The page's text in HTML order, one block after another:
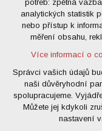
udržení
případná
Volitelná cookies
analytická pro
vyhodnocení
marketingová
Více informací o
potřeb: zpětná
analytických statistik
nebo přístup k
měření obsahu,
Více informací o
Správci vašich údajů
naši důvěryhodní
spolupracujeme.
Můžete jej kdykoli
nastavení